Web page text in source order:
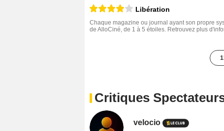
Libération
Chaque magazine ou journal ayant son propre
de AlloCiné, de 1 à 5 étoiles. Retrouvez plus
Critiques
velocio